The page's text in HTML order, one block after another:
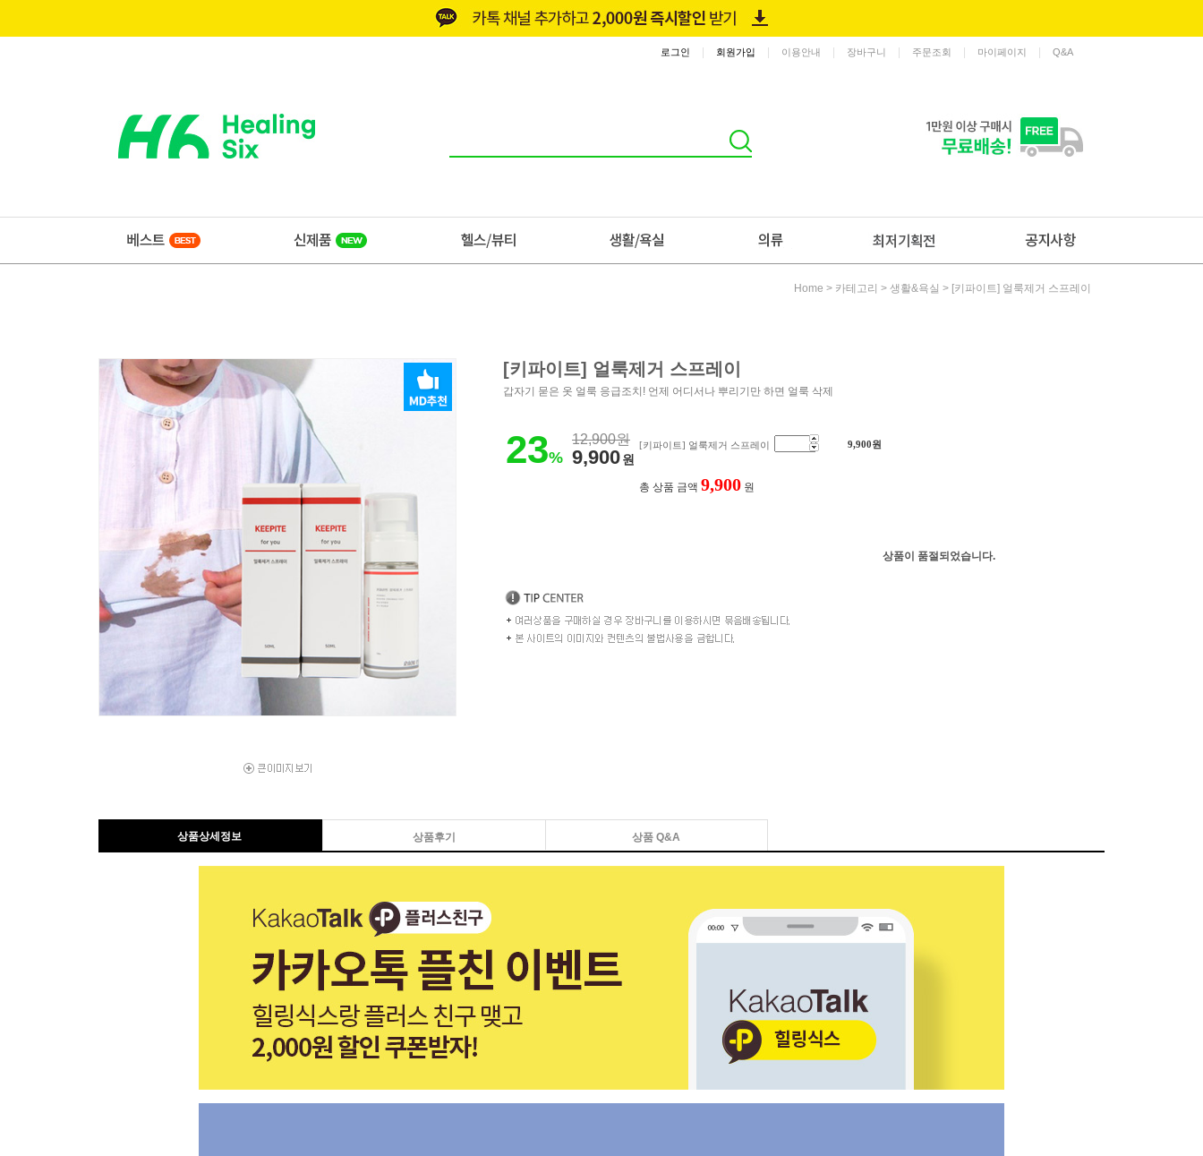
로그인 회원가입 이용안내 장바구니 주문조회 마이페이지 Q&A
Home > 카테고리 > 생활&욕실 > [키파이트] 얼룩제거 스프레이
[키파이트] 얼룩제거 스프레이
갑자기 묻은 옷 얼룩 응급조치! 언제 어디서나 뿌리기만 하면 얼룩 삭제
23%
12,900원
9,900 원
[키파이트] 얼룩제거 스프레이 9,900원
총 상품 금액 9,900 원
상품이 품절되었습니다.
상품상세정보 상품후기 상품 Q&A